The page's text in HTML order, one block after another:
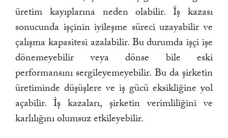
üretim kayıplarına neden olabilir. İş kazası
sonucunda işçinin iyileşme süreci uzayabilir ve
çalışma kapasitesi azalabilir. Bu durumda işçi işe
dönemeyebilir veya dönse bile eski
performansını sergileyemeyebilir. Bu da şirketin
üretiminde düşüşlere ve iş gücü eksikliğine yol
açabilir. İş kazaları, şirketin verimliliğini ve
karlılığını olumsuz etkileyebilir.